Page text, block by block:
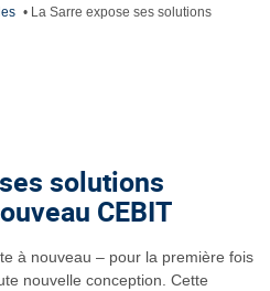
• La Sarre expose ses solutions
solutions
CEBIT
à nouveau – pour la première fois
nouvelle conception. Cette